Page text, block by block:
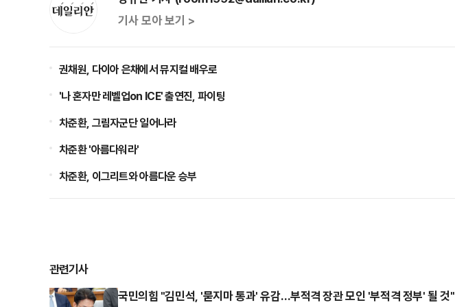
기사 모아 보기 >
권채원, 다이아 은채에서 뮤지컬 배우로
'나 혼자만 레벨업on ICE' 출연진, 파이팅
차준환, 그림자군단 일어나라
차준환 '아름다워라'
차준환, 이그리트와 아름다운 승부
관련기사
국민의힘 "김민석, '묻지마 통과' 유감…부적격 장관 모인 '부적격 정부' 될 것"